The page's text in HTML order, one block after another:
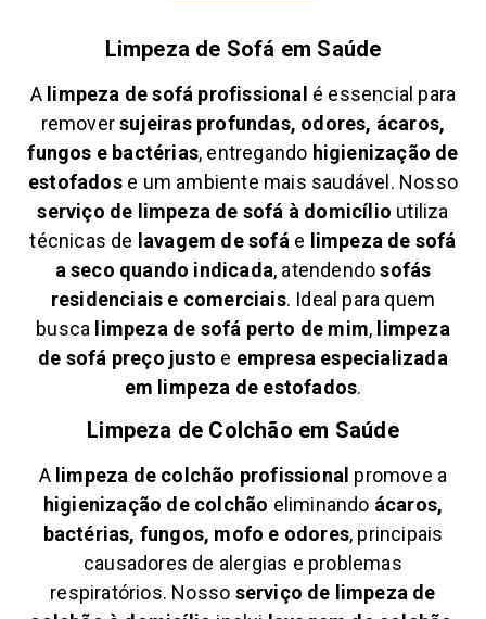
Limpeza de Sofá em Saúde
A limpeza de sofá profissional é essencial para
removersujeiras profundas, odores, ácaros,
fungos e bactérias, entregando higienização de
estofadose um ambiente mais saudável. Nosso
serviço de limpeza de sofá à domicílio utiliza
técnicas de lavagem de sofá e limpeza de sofá
a seco quando indicada, atendendosofás
residenciais e comerciais. Ideal para quem
busca limpeza de sofá perto de mim, limpeza
de sofá preço justo e empresa especializada
em limpeza de estofados.
Limpeza de Colchão em Saúde
A limpeza de colchão profissional promove a
higienização de colchão eliminando ácaros,
bactérias, fungos, mofo e odores, principais
causadores de alergias e problemas
respiratórios. Nosso serviço de limpeza de